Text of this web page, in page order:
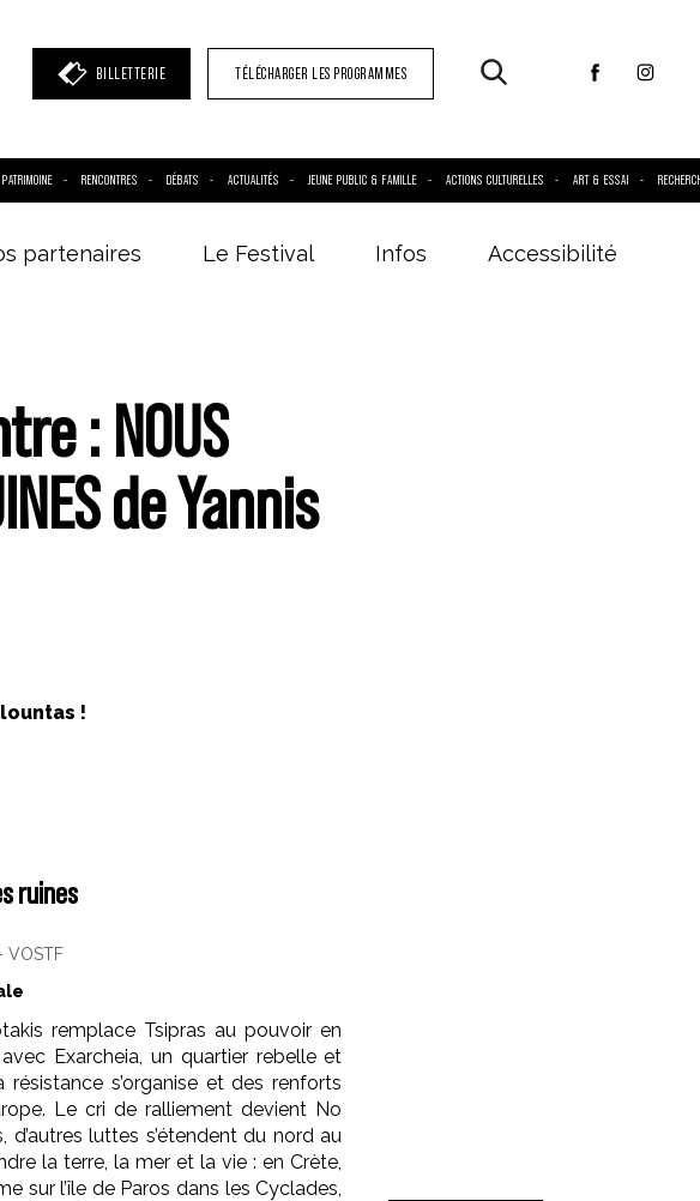
BILLETTERIE TÉLÉCHARGER LES PROGRAMMES
PATRIMOINE RENCONTRES DÉBATS ACTUALITÉS JEUNE PUBLIC & FAMILLE ACTIONS CULTURELLES ART & ESSAI
partenaires Le Festival Infos Accessibilité
: NOUS
de Yannis
!
ruines
VOSTF
remplace Tsipras au pouvoir en
Exarcheia, un quartier rebelle et
résistance s’organise et des renforts
Le cri de ralliement devient No
d’autres luttes s’étendent du nord au
la terre, la mer et la vie : en Crète,
sur l’île de Paros dans les Cyclades,